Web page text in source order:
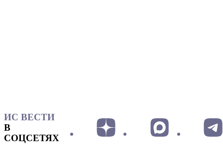
ИС ВЕСТИ
В
СОЦСЕТЯХ